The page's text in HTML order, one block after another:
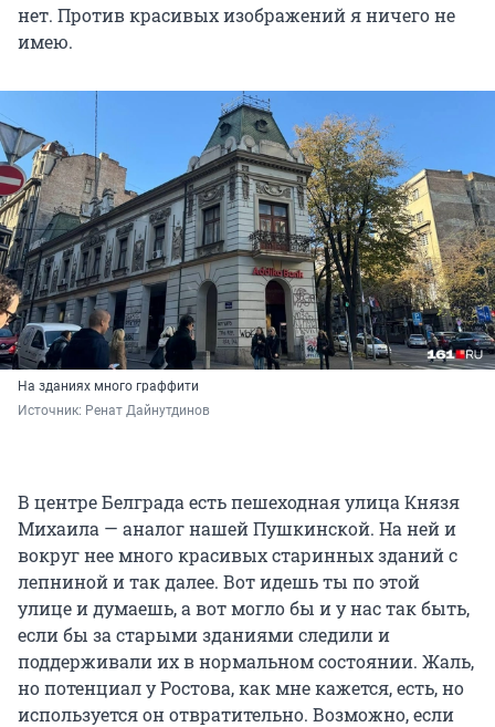
нет. Против красивых изображений я ничего не
имею.
На зданиях много граффити
Источник: Ренат Дайнутдинов
В центре Белграда есть пешеходная улица Князя
Михаила — аналог нашей Пушкинской. На ней и
вокруг нее много красивых старинных зданий с
лепниной и так далее. Вот идешь ты по этой
улице и думаешь, а вот могло бы и у нас так быть,
если бы за старыми зданиями следили и
поддерживали их в нормальном состоянии. Жаль,
но потенциал у Ростова, как мне кажется, есть, но
используется он отвратительно. Возможно, если